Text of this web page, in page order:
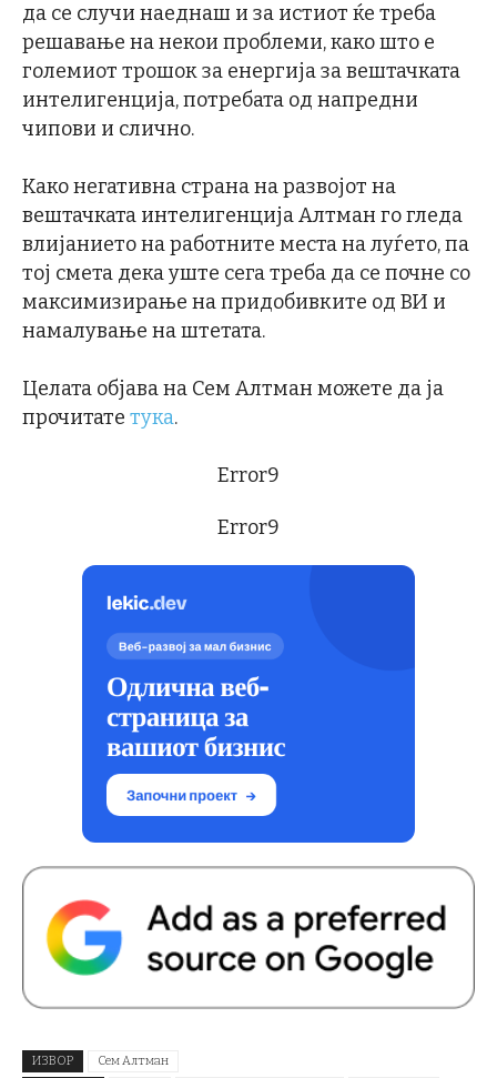
да се случи наеднаш и за истиот ќе треба
решавање на некои проблеми, како што е
големиот трошок за енергија за вештачката
интелигенција, потребата од напредни
чипови и слично.
Како негативна страна на развојот на
вештачката интелигенција Алтман го гледа
влијанието на работните места на луѓето, па
тој смета дека уште сега треба да се почне со
максимизирање на придобивките од ВИ и
намалување на штетата.
Целата објава на Сем Алтман можете да ја
прочитате тука.
Error9
Error9
ИЗВОР Сем Алтман